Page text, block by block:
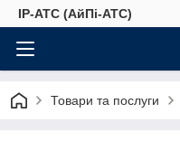
IP-АТС (АйПі-АТС)
Товари та послуги